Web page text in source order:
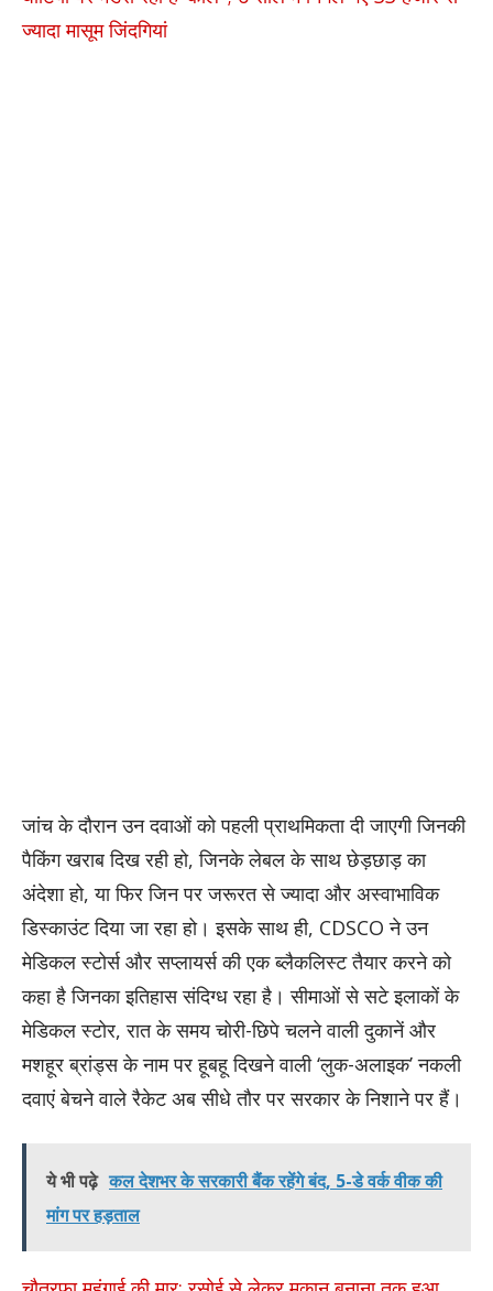
ज्यादा मासूम जिंदगियां
जांच के दौरान उन दवाओं को पहली प्राथमिकता दी जाएगी जिनकी
पैकिंग खराब दिख रही हो, जिनके लेबल के साथ छेड़छाड़ का
अंदेशा हो, या फिर जिन पर जरूरत से ज्यादा और अस्वाभाविक
डिस्काउंट दिया जा रहा हो। इसके साथ ही, CDSCO ने उन
मेडिकल स्टोर्स और सप्लायर्स की एक ब्लैकलिस्ट तैयार करने को
कहा है जिनका इतिहास संदिग्ध रहा है। सीमाओं से सटे इलाकों के
मेडिकल स्टोर, रात के समय चोरी-छिपे चलने वाली दुकानें और
मशहूर ब्रांड्स के नाम पर हूबहू दिखने वाली ‘लुक-अलाइक’ नकली
दवाएं बेचने वाले रैकेट अब सीधे तौर पर सरकार के निशाने पर हैं।
ये भी पढ़े कल देशभर के सरकारी बैंक रहेंगे बंद, 5-डे वर्क वीक की
मांग पर हड़ताल